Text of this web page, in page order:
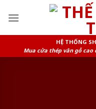
HỆ THỐNG
Mua cửa thép vân gỗ cao